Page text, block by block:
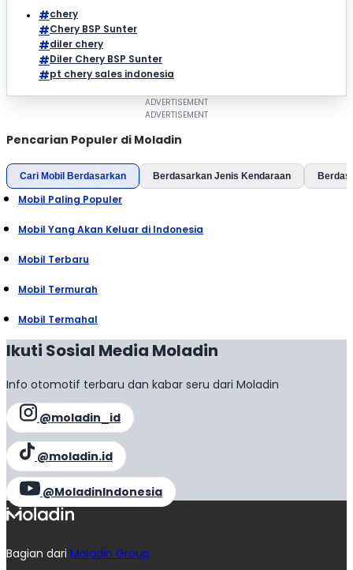
chery
Chery BSP Sunter
diler chery
Diler Chery BSP Sunter
pt chery sales indonesia
Pencarian Populer di Moladin
Cari Mobil Berdasarkan Berdasarkan Jenis Kendaraan
Mobil Paling Populer
Mobil Yang Akan Keluar di Indonesia
Mobil Terbaru
Mobil Termurah
Mobil Termahal
Ikuti Sosial Media Moladin
Info otomotif terbaru dan kabar seru dari Moladin
@moladin_id
@moladin.id
@MoladinIndonesia
Bagian dari Moladin Group